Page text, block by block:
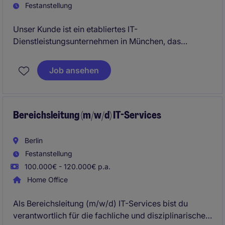
Festanstellung
Unser Kunde ist ein etabliertes IT-
Dienstleistungsunternehmen in München, das
seinen Mitarbeitenden als IT Administrator (m/w/d)
ein vielseitiges Umfeld mit Fokus auf Windows,
Job ansehen
Bereichsleitung (m/w/d) IT-Services
Berlin
Festanstellung
100.000€ - 120.000€ p.a.
Home Office
Als Bereichsleitung (m/w/d) IT-Services bist du
verantwortlich für die fachliche und disziplinarische